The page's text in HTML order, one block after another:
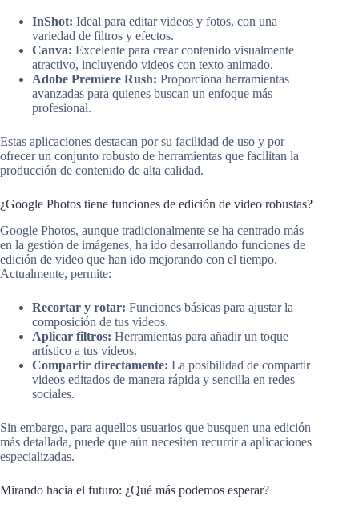
InShot: Ideal para editar videos y fotos, con una
variedad de filtros y efectos.
Canva: Excelente para crear contenido visualmente
atractivo, incluyendo videos con texto animado.
Adobe Premiere Rush: Proporciona herramientas
avanzadas para quienes buscan un enfoque más
profesional.
Estas aplicaciones destacan por su facilidad de uso y por
ofrecer un conjunto robusto de herramientas que facilitan la
producción de contenido de alta calidad.
¿Google Photos tiene funciones de edición de video robustas?
Google Photos, aunque tradicionalmente se ha centrado más
en la gestión de imágenes, ha ido desarrollando funciones de
edición de video que han ido mejorando con el tiempo.
Actualmente, permite:
Recortar y rotar: Funciones básicas para ajustar la
composición de tus videos.
Aplicar filtros: Herramientas para añadir un toque
artístico a tus videos.
Compartir directamente: La posibilidad de compartir
videos editados de manera rápida y sencilla en redes
sociales.
Sin embargo, para aquellos usuarios que busquen una edición
más detallada, puede que aún necesiten recurrir a aplicaciones
especializadas.
Mirando hacia el futuro: ¿Qué más podemos esperar?